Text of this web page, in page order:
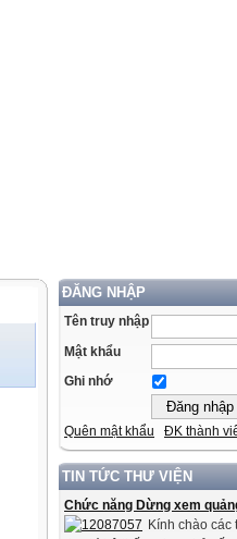
ĐĂNG NHẬP
Tên truy nhập
Mật khẩu
Ghi nhớ
Quên mật khẩu ĐK thành
TIN TỨC THƯ VIỆN
Chức năng Dừng xem
Kính chào các